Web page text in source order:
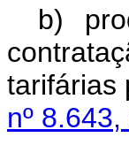
b)
nº